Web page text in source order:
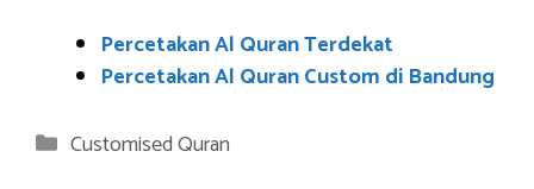
Percetakan Al Quran Terdekat
Percetakan Al Quran Custom di Bandung
Categories
Customised Quran